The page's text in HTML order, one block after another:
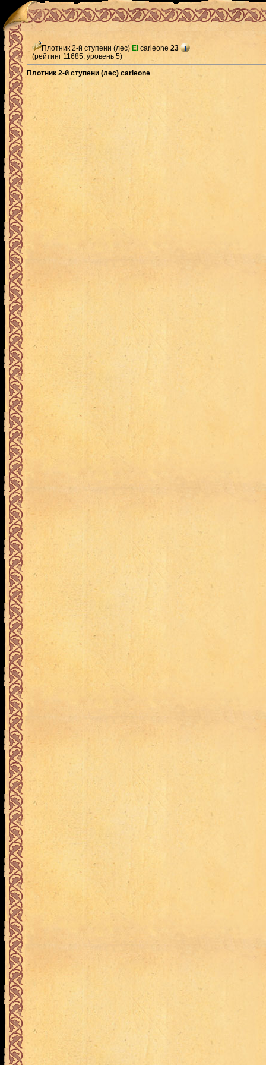
Плотник 2-й ступени (лес) El carleone 23
(рейтинг 11685, уровень 5)
Плотник 2-й ступени (лес) carleone